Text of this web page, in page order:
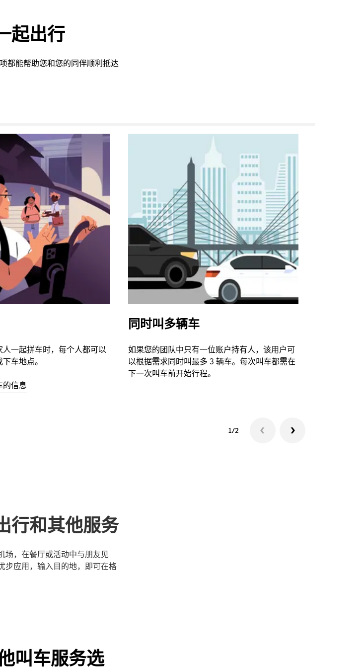
起出行
都能帮助您和您的同伴顺利抵达
人一起拼车时，每个人都可以
车地点。
的信息
同时叫多辆车
如果您的团队中只有一位账户持有人，该用户可
以根据需求同时叫最多 3 辆车。每次叫车都需在
下一次叫车前开始行程。
1/2
行和其他服务
场，在餐厅或活动中与朋友见
步应用，输入目的地，即可在格
叫车服务选